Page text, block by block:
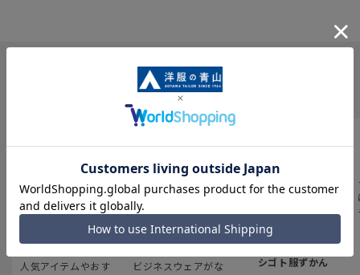
INFORMATION
最新のお買い得情報
人気アイテムやおす
スーツスクエア
ビジネスウェアがな
みんなの
シゴト服ずかん